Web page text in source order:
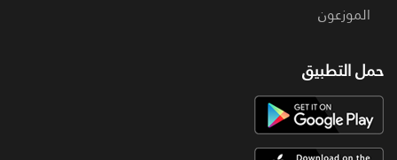
الموزعون
حمل التطبيق